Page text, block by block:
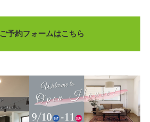
ご予約フォームはこちら